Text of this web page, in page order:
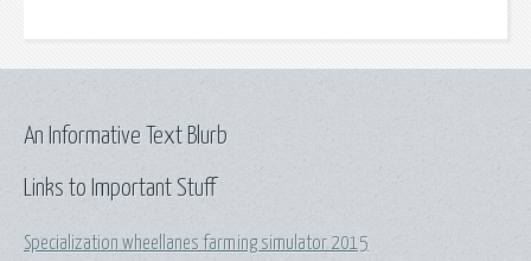
Links to Important Stuff
Specialization wheellanes farming simulator 2015
An Informative Text Blurb